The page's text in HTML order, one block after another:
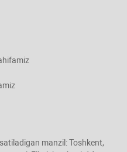
manzil: Toshkent,